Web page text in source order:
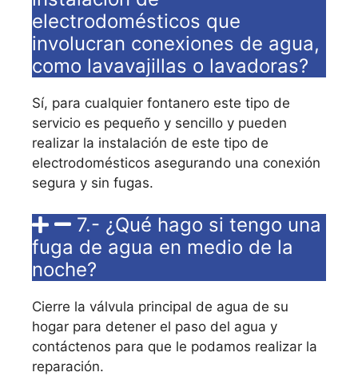
electrodomésticos que
involucran conexiones de agua,
como lavavajillas o lavadoras?
Sí, para cualquier fontanero este tipo de
servicio es pequeño y sencillo y pueden
realizar la instalación de este tipo de
electrodomésticos asegurando una conexión
segura y sin fugas.
7.- ¿Qué hago si tengo una
fuga de agua en medio de la
noche?
Cierre la válvula principal de agua de su
hogar para detener el paso del agua y
contáctenos para que le podamos realizar la
reparación.